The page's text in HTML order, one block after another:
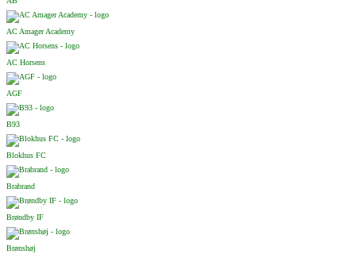
AC Amager Academy
AC Horsens
AGF
B93
Blokhus FC
Brabrand
Brøndby IF
Brønshøj